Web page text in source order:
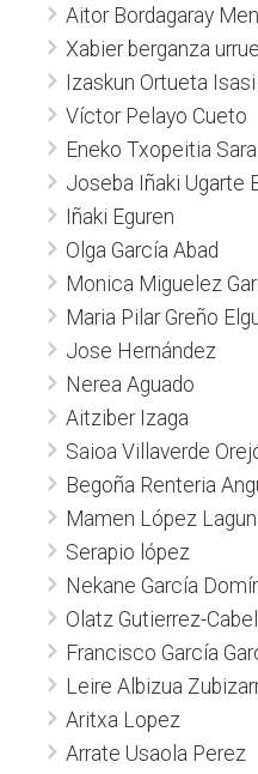
Aitor Bordagaray
Xabier berganza
Izaskun Ortueta Isasi
Víctor Pelayo Cueto
Eneko Txopeitia
Joseba Iñaki Ugarte
Iñaki Eguren
Olga García Abad
Monica Miguelez
Maria Pilar Greño
Jose Hernández
Nerea Aguado
Aitziber Izaga
Saioa Villaverde
Begoña Renteria
Mamen López
Serapio lópez
Nekane García
Olatz Gutierrez-
Francisco García
Leire Albizua
Aritxa Lopez
Arrate Usaola Perez